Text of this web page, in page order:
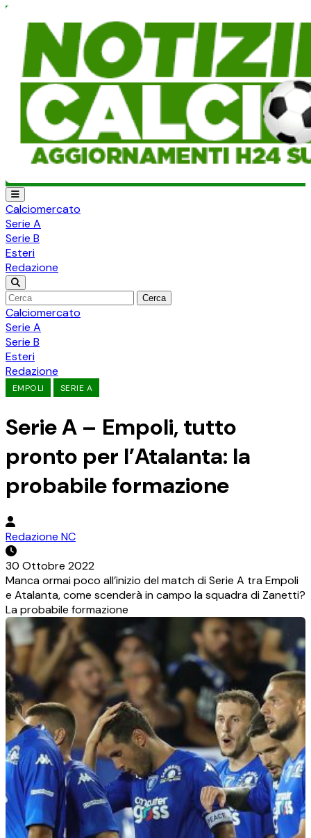
Calciomercato
Serie A
Serie B
Esteri
Redazione
Cerca
Calciomercato
Serie A
Serie B
Esteri
Redazione
EMPOLI SERIE A
Serie A – Empoli, tutto
pronto per l’Atalanta: la
probabile formazione
Redazione NC
30 Ottobre 2022
Manca ormai poco all’inizio del match di Serie A tra Empoli
e Atalanta, come scenderà in campo la squadra di Zanetti?
La probabile formazione